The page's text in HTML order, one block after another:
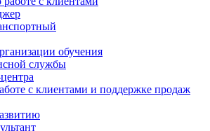
обучения
службы
с клиентами и поддержке продаж